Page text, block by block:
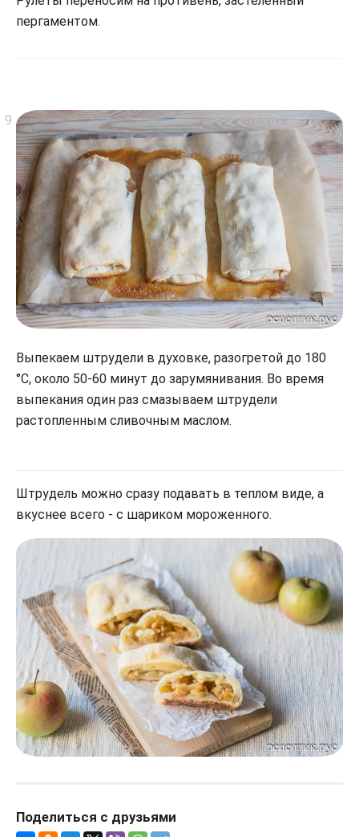
пергаментом.
Выпекаем штрудели в духовке, разогретой до 180
°С, около 50-60 минут до зарумянивания. Во время
выпекания один раз смазываем штрудели
растопленным сливочным маслом.
Штрудель можно сразу подавать в теплом виде, а
вкуснее всего - с шариком мороженного.
Поделиться с друзьями